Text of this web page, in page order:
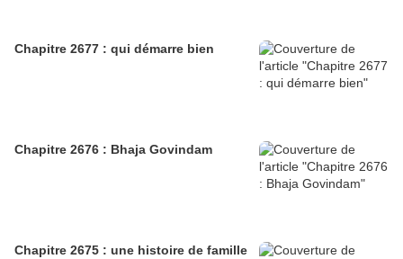
Chapitre 2677 : qui démarre bien
Chapitre 2676 : Bhaja Govindam
Chapitre 2675 : une histoire de famille